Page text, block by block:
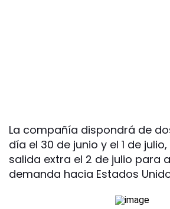
La compañía dispondrá de
día el 30 de junio y el 1 de
salida extra el 2 de julio para
demanda hacia Estados